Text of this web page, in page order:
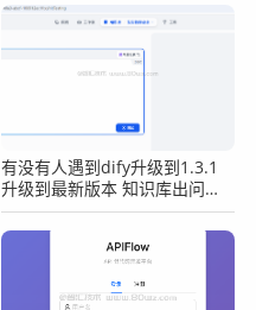
有没有人遇到dify升级到1.3.1
升级到最新版本 知识库出问题
的？